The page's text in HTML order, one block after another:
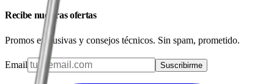
Recibe nuestras ofertas
Promos exclusivas y consejos técnicos. Sin spam, prometido.
Email Suscribirme